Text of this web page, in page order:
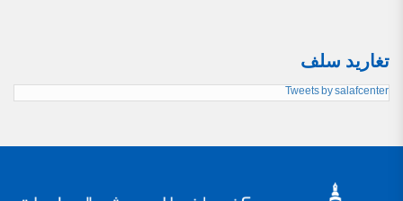
تغاريد سلف
Tweets by salafcenter